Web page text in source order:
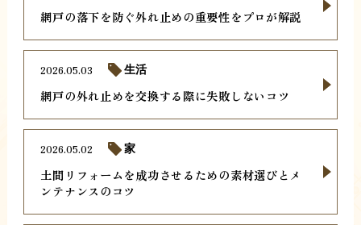
網戸の落下を防ぐ外れ止めの重要性をプロが解説
網戸の外れ止めを交換する際に失敗しないコツ
2026.05.03 生活
土間リフォームを成功させるための素材選びとメ
ンテナンスのコツ
2026.05.02 家